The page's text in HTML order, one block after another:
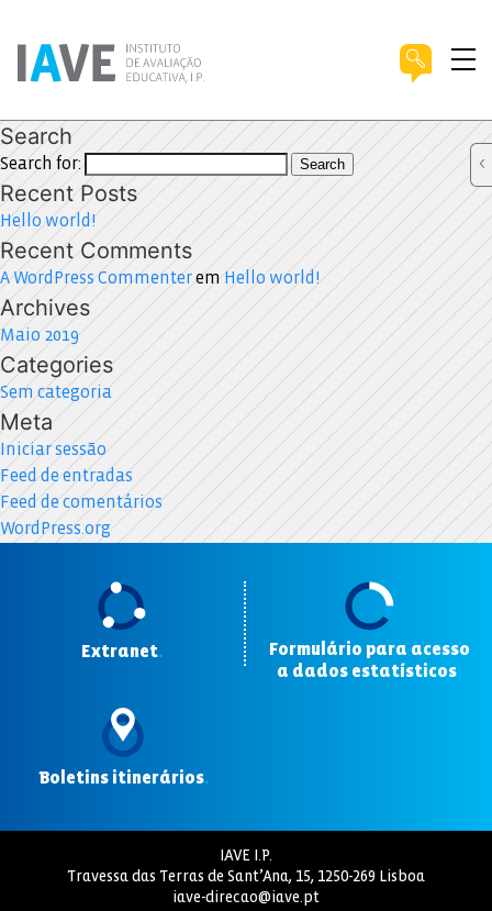
Search
Search for: Search
Recent Posts
Hello world!
Recent Comments
A WordPress Commenterem Hello world!
Archives
Maio 2019
Categories
Sem categoria
Meta
Iniciar sessão
Feed de entradas
Feed de comentários
WordPress.org
Extranet.
Formulário para acesso
a dados estatísticos
Boletins itinerários.
IAVE I.P.
Travessa das Terras de Sant’Ana, 15, 1250-269 Lisboa
iave-direcao@iave.pt